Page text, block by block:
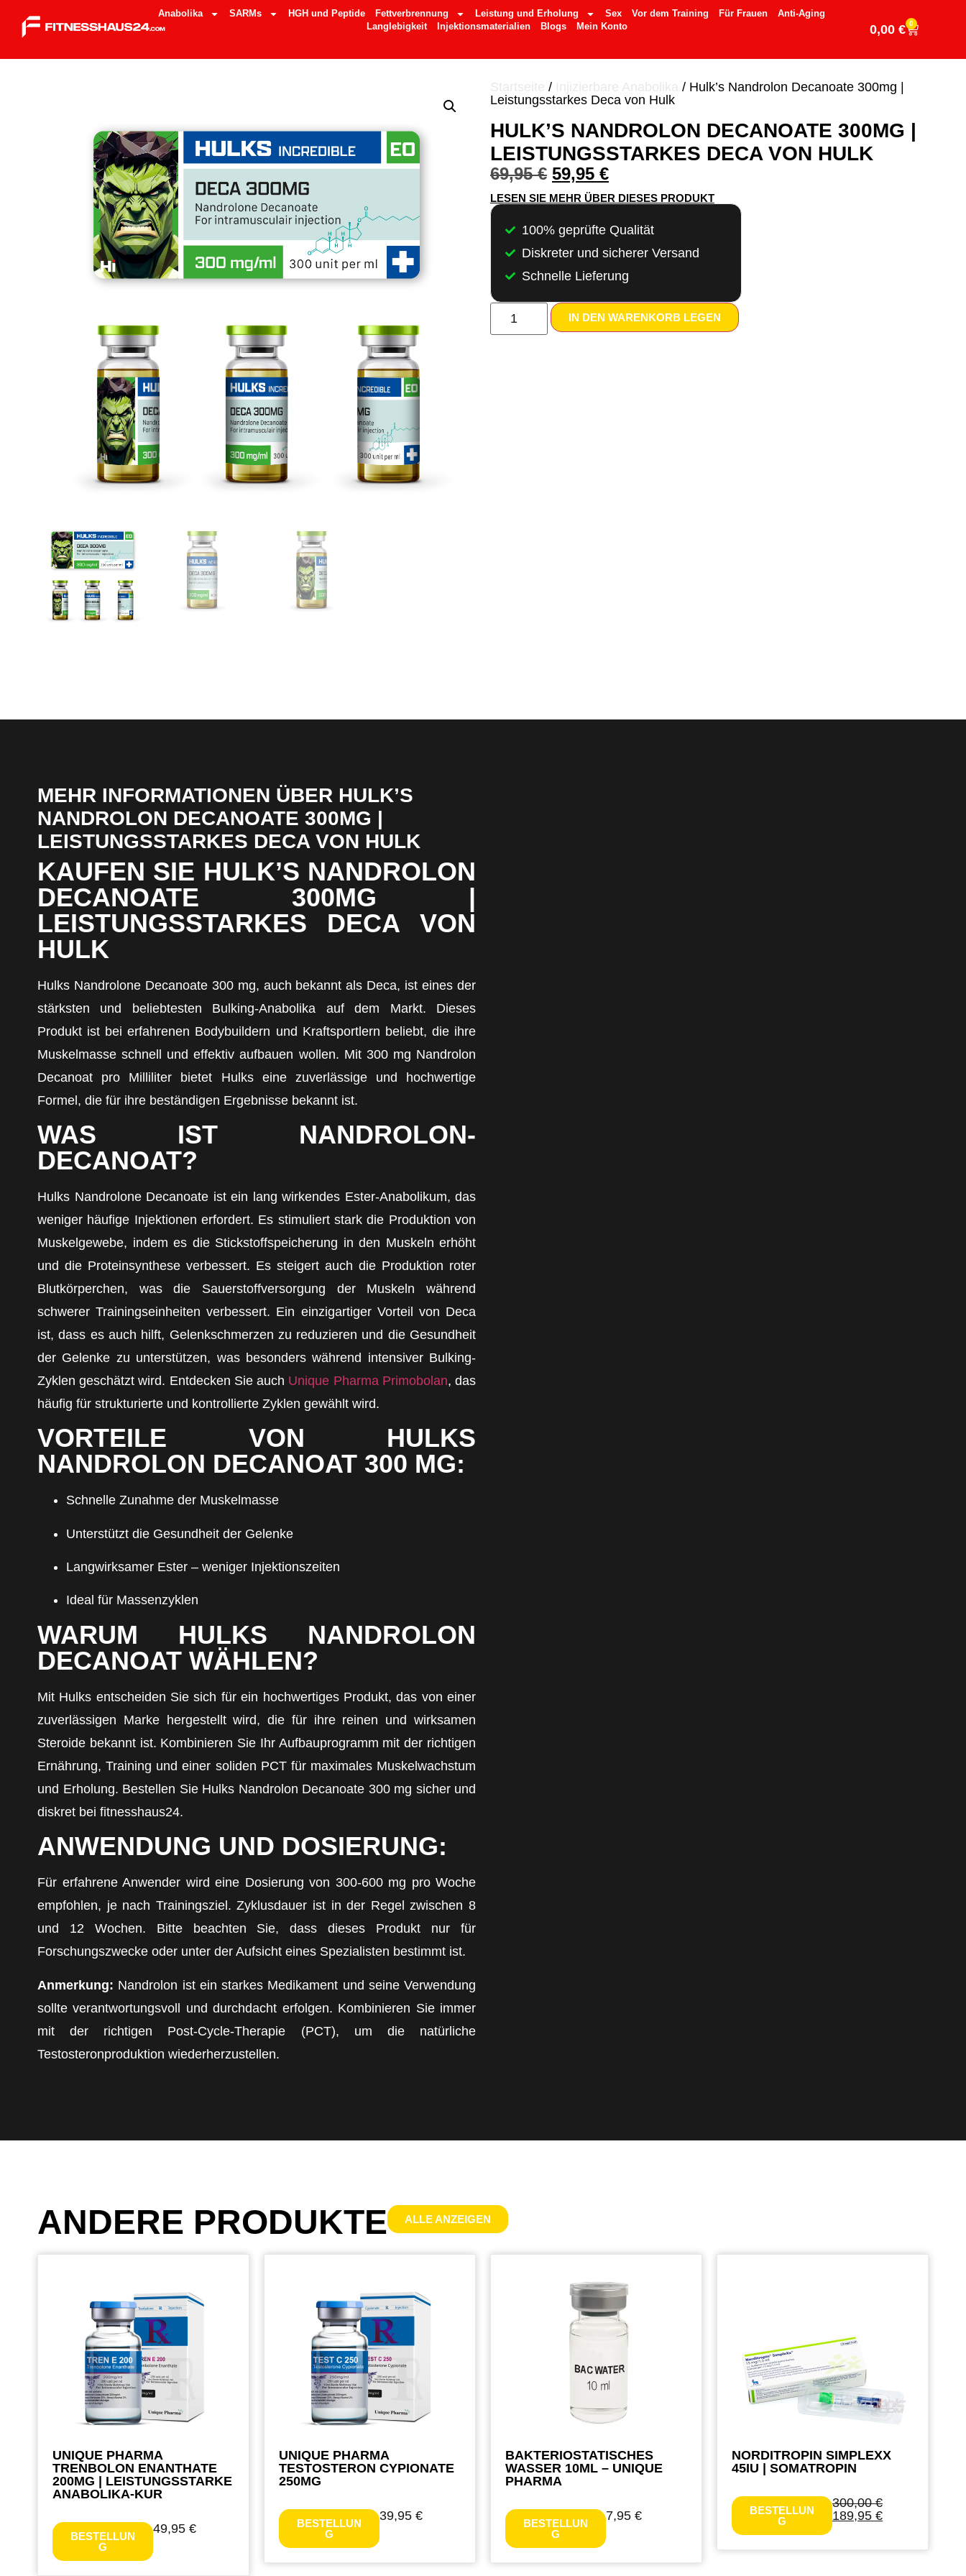
Anabolika SARMs HGH und Peptide Fettverbrennung Leistung und Erholung Sex Vor dem Training Für Frauen
Anti-Aging
Langlebigkeit
Injektionsmaterialien Blogs Mein Konto 0,00 € 0
/
/ Hulk’s Nandrolon Decanoate 300mg |
Leistungsstarkes Deca von Hulk
HULK’S NANDROLON DECANOATE 300MG |
LEISTUNGSSTARKES DECA VON HULK
69,95€ 59,95 €
LESEN SIE MEHR ÜBER DIESES PRODUKT
100% geprüfte Qualität
Diskreter und sicherer Versand
Schnelle Lieferung
IN DEN WARENKORB LEGEN
MEHR INFORMATIONEN ÜBER HULK’S
NANDROLON DECANOATE 300MG |
LEISTUNGSSTARKES DECA VON HULK
KAUFEN SIE HULK’S NANDROLON
DECANOATE 300MG |
LEISTUNGSSTARKES DECA VON
HULK
Hulks Nandrolone Decanoate 300 mg, auch bekannt als Deca, ist eines der
stärksten und beliebtesten Bulking-Anabolika auf dem Markt. Dieses
Produkt ist bei erfahrenen Bodybuildern und Kraftsportlern beliebt, die ihre
Muskelmasse schnell und effektiv aufbauen wollen. Mit 300 mg Nandrolon
Decanoat pro Milliliter bietet Hulks eine zuverlässige und hochwertige
Formel, die für ihre beständigen Ergebnisse bekannt ist.
WAS IST NANDROLON-
DECANOAT?
Hulks Nandrolone Decanoate ist ein lang wirkendes Ester-Anabolikum, das
weniger häufige Injektionen erfordert. Es stimuliert stark die Produktion von
Muskelgewebe, indem es die Stickstoffspeicherung in den Muskeln erhöht
und die Proteinsynthese verbessert. Es steigert auch die Produktion roter
Blutkörperchen, was die Sauerstoffversorgung der Muskeln während
schwerer Trainingseinheiten verbessert. Ein einzigartiger Vorteil von Deca
ist, dass es auch hilft, Gelenkschmerzen zu reduzieren und die Gesundheit
der Gelenke zu unterstützen, was besonders während intensiver Bulking-
Zyklen geschätzt wird. Entdecken Sie auch Unique Pharma Primobolan, das
häufig für strukturierte und kontrollierte Zyklen gewählt wird.
VORTEILE VON HULKS
NANDROLON DECANOAT 300 MG:
Schnelle Zunahme der Muskelmasse
Unterstützt die Gesundheit der Gelenke
Langwirksamer Ester – weniger Injektionszeiten
Ideal für Massenzyklen
WARUM HULKS NANDROLON
DECANOAT WÄHLEN?
Mit Hulks entscheiden Sie sich für ein hochwertiges Produkt, das von einer
zuverlässigen Marke hergestellt wird, die für ihre reinen und wirksamen
Steroide bekannt ist. Kombinieren Sie Ihr Aufbauprogramm mit der richtigen
Ernährung, Training und einer soliden PCT für maximales Muskelwachstum
und Erholung. Bestellen Sie Hulks Nandrolon Decanoate 300 mg sicher und
diskret bei fitnesshaus24.
ANWENDUNG UND DOSIERUNG:
Für erfahrene Anwender wird eine Dosierung von 300-600 mg pro Woche
empfohlen, je nach Trainingsziel. Zyklusdauer ist in der Regel zwischen 8
und 12 Wochen. Bitte beachten Sie, dass dieses Produkt nur für
Forschungszwecke oder unter der Aufsicht eines Spezialisten bestimmt ist.
Anmerkung: Nandrolon ist ein starkes Medikament und seine Verwendung
sollte verantwortungsvoll und durchdacht erfolgen. Kombinieren Sie immer
mit der richtigen Post-Cycle-Therapie (PCT), um die natürliche
Testosteronproduktion wiederherzustellen.
ANDERE PRODUKTE ALLE ANZEIGEN
UNIQUE PHARMA
TRENBOLON ENANTHATE
200MG | LEISTUNGSSTARKE
ANABOLIKA-KUR
BESTELLUN
G
49,95€
UNIQUE PHARMA
TESTOSTERON CYPIONATE
250MG
BESTELLUN
G
39,95€
BAKTERIOSTATISCHES
WASSER 10ML – UNIQUE
PHARMA
BESTELLUN
G
7,95€
NORDITROPIN SIMPLEXX
45IU | SOMATROPIN
BESTELLUN
G
300,00€
189,95€